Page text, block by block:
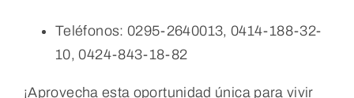
Teléfonos: 0295-2640013, 0414-188-32-
10, 0424-843-18-82
¡Aprovecha esta oportunidad única para vivir